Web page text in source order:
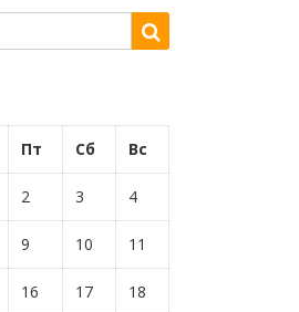
Пт Сб Вс
2 3 4
9 10 11
16 17 18